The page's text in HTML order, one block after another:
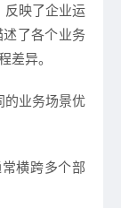
反映了企业运
了各个业务
差异。
的业务场景优
横跨多个部